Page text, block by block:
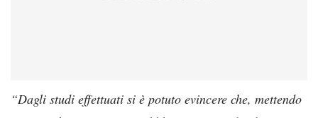
“Dagli studi effettuati si è potuto evincere che, mettendo